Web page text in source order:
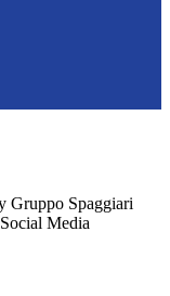
Gruppo Spaggiari
Media